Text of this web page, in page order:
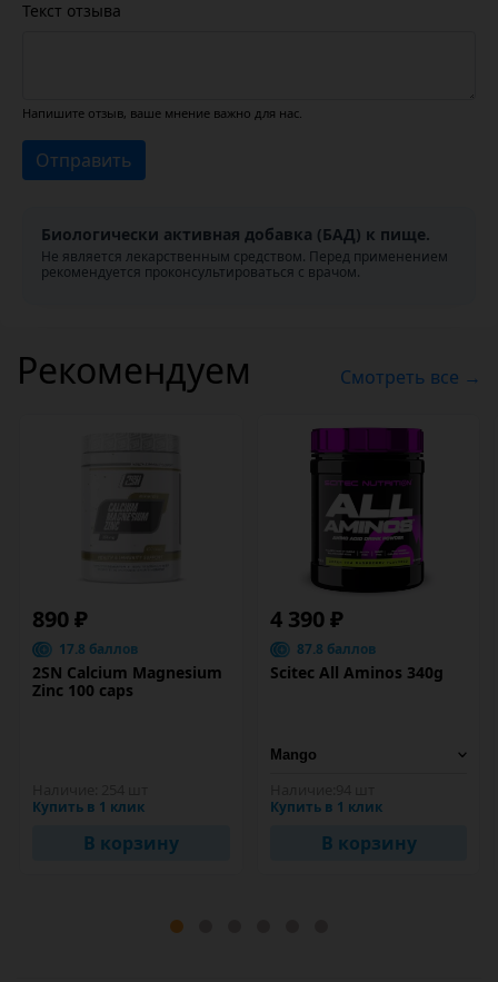
Текст отзыва
Напишите отзыв, ваше мнение важно для нас.
Отправить
Биологически активная добавка (БАД) к пище.
Не является лекарственным средством. Перед применением
рекомендуется проконсультироваться с врачом.
Рекомендуем Смотреть все →
890 ₽
17.8 баллов
2SN Calcium Magnesium
Zinc 100 caps
Купить в 1 клик
В корзину
4 390 ₽
87.8 баллов
Scitec All Aminos 340g
Купить в 1 клик
В корзину